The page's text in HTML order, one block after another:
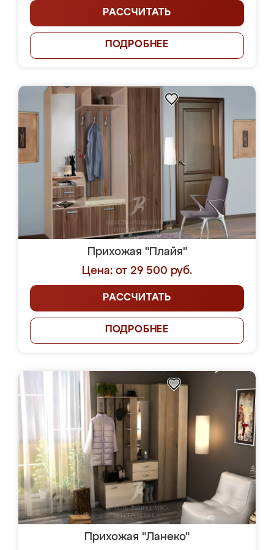
РАССЧИТАТЬ
ПОДРОБНЕЕ
Прихожая "Плайя"
Цена: от 29 500 руб.
РАССЧИТАТЬ
ПОДРОБНЕЕ
Прихожая "Ланеко"